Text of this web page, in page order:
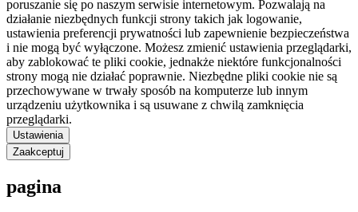
poruszanie się po naszym serwisie internetowym. Pozwalają na
działanie niezbędnych funkcji strony takich jak logowanie,
ustawienia preferencji prywatności lub zapewnienie bezpieczeństwa
i nie mogą być wyłączone. Możesz zmienić ustawienia przeglądarki,
aby zablokować te pliki cookie, jednakże niektóre funkcjonalności
strony mogą nie działać poprawnie. Niezbędne pliki cookie nie są
przechowywane w trwały sposób na komputerze lub innym
urządzeniu użytkownika i są usuwane z chwilą zamknięcia
przeglądarki.
Ustawienia
Zaakceptuj
pagina